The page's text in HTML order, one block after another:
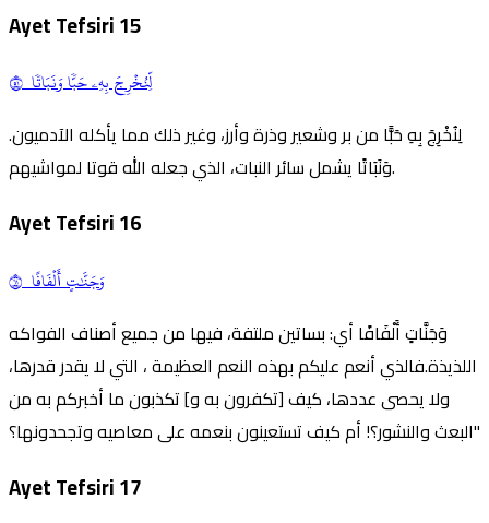
Ayet Tefsiri15
لِّنُخۡرِجَ بِهِۦ حَبّٗا وَنَبَاتٗا ١٥
لِنُخْرِجَ بِهِ حَبًّا من بر وشعير وذرة وأرز، وغير ذلك مما يأكله الآدميون.
وَنَبَاتًا يشمل سائر النبات، الذي جعله الله قوتا لمواشيهم.
Ayet Tefsiri16
وَجَنَّٰتٍ أَلۡفَافًا ١٦
وَجَنَّاتٍ أَلْفَافًا أي: بساتين ملتفة، فيها من جميع أصناف الفواكه
اللذيذة.فالذي أنعم عليكم بهذه النعم العظيمة ، التي لا يقدر قدرها،
ولا يحصى عددها، كيف [تكفرون به و] تكذبون ما أخبركم به من
البعث والنشور؟! أم كيف تستعينون بنعمه على معاصيه وتجحدونها؟"
Ayet Tefsiri17